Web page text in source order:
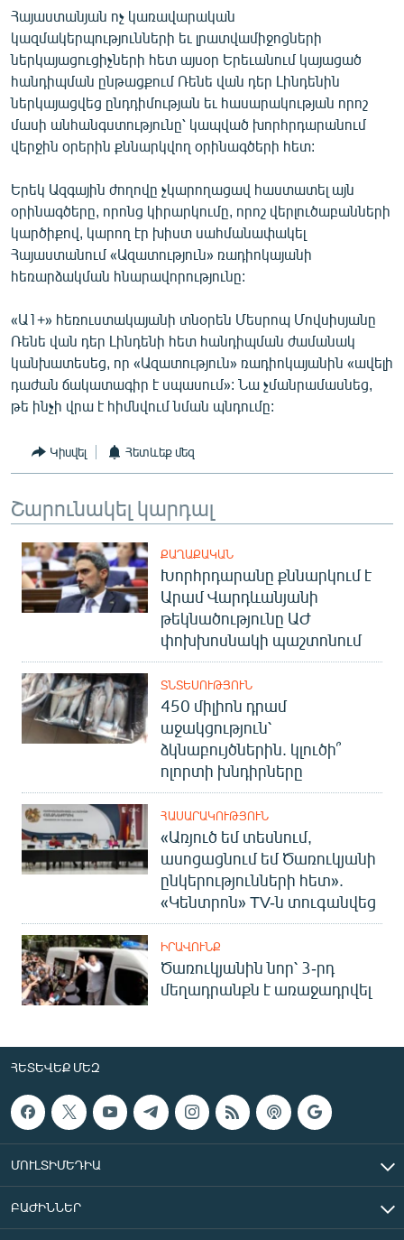
Հայերեն
English
Русский
ՀԵՏԵՎԵՔ ՄԵԶ
«Ազատության» բոլոր կայքերը
Հայաստանյան ոչ կառավարական
կազմակերպությունների եւ լրատվամիջոցների
ներկայացուցիչների հետ այսօր Երեւանում կայացած
հանդիպման ընթացքում Ռենե վան դեր Լինդենին
ներկայացվեց ընդդիմության եւ հասարակության որոշ
մասի անհանգստությունը՝ կապված խորհրդարանում
վերջին օրերին քննարկվող օրինագծերի հետ:
Երեկ Ազգային ժողովը չկարողացավ հաստատել այն
օրինագծերը, որոնց կիրարկումը, որոշ վերլուծաբանների
կարծիքով, կարող էր խիստ սահմանափակել
Հայաստանում «Ազատություն» ռադիոկայանի
հեռարձակման հնարավորությունը:
«Ա1+» հեռուստակայանի տնօրեն Մեսրոպ Մովսիսյանը
Ռենե վան դեր Լինդենի հետ հանդիպման ժամանակ
կանխատեսեց, որ «Ազատություն» ռադիոկայանին «ավելի
դաժան ճակատագիր է սպասում»: Նա չմանրամասնեց,
թե ինչի վրա է հիմնվում նման պնդումը:
Կիսվել Հետևեք մեզ
Շարունակել կարդալ
ՔԱՂԱՔԱԿԱՆ
Խորհրդարանը քննարկում է
Արամ Վարդևանյանի
թեկնածությունը ԱԺ
փոխխոսնակի պաշտոնում
ՏՆՏԵՍՈՒԹՅՈՒՆ
450 միլիոն դրամ
աջակցություն՝
ձկնաբույծներին. կլուծի՞
ոլորտի խնդիրները
ՀԱՍԱՐԱԿՈՒԹՅՈՒՆ
«Առյուծ եմ տեսնում,
ասոցացնում եմ Ծառուկյանի
ընկերությունների հետ».
«Կենտրոն» TV-ն տուգանվեց
ԻՐԱՎՈՒՆՔ
Ծառուկյանին նոր՝ 3-րդ
մեղադրանքն է առաջադրվել
ՀԵՏԵՎԵՔ ՄԵԶ
ՄՈՒԼՏԻՄԵԴԻԱ
ԲԱԺԻՆՆԵՐ